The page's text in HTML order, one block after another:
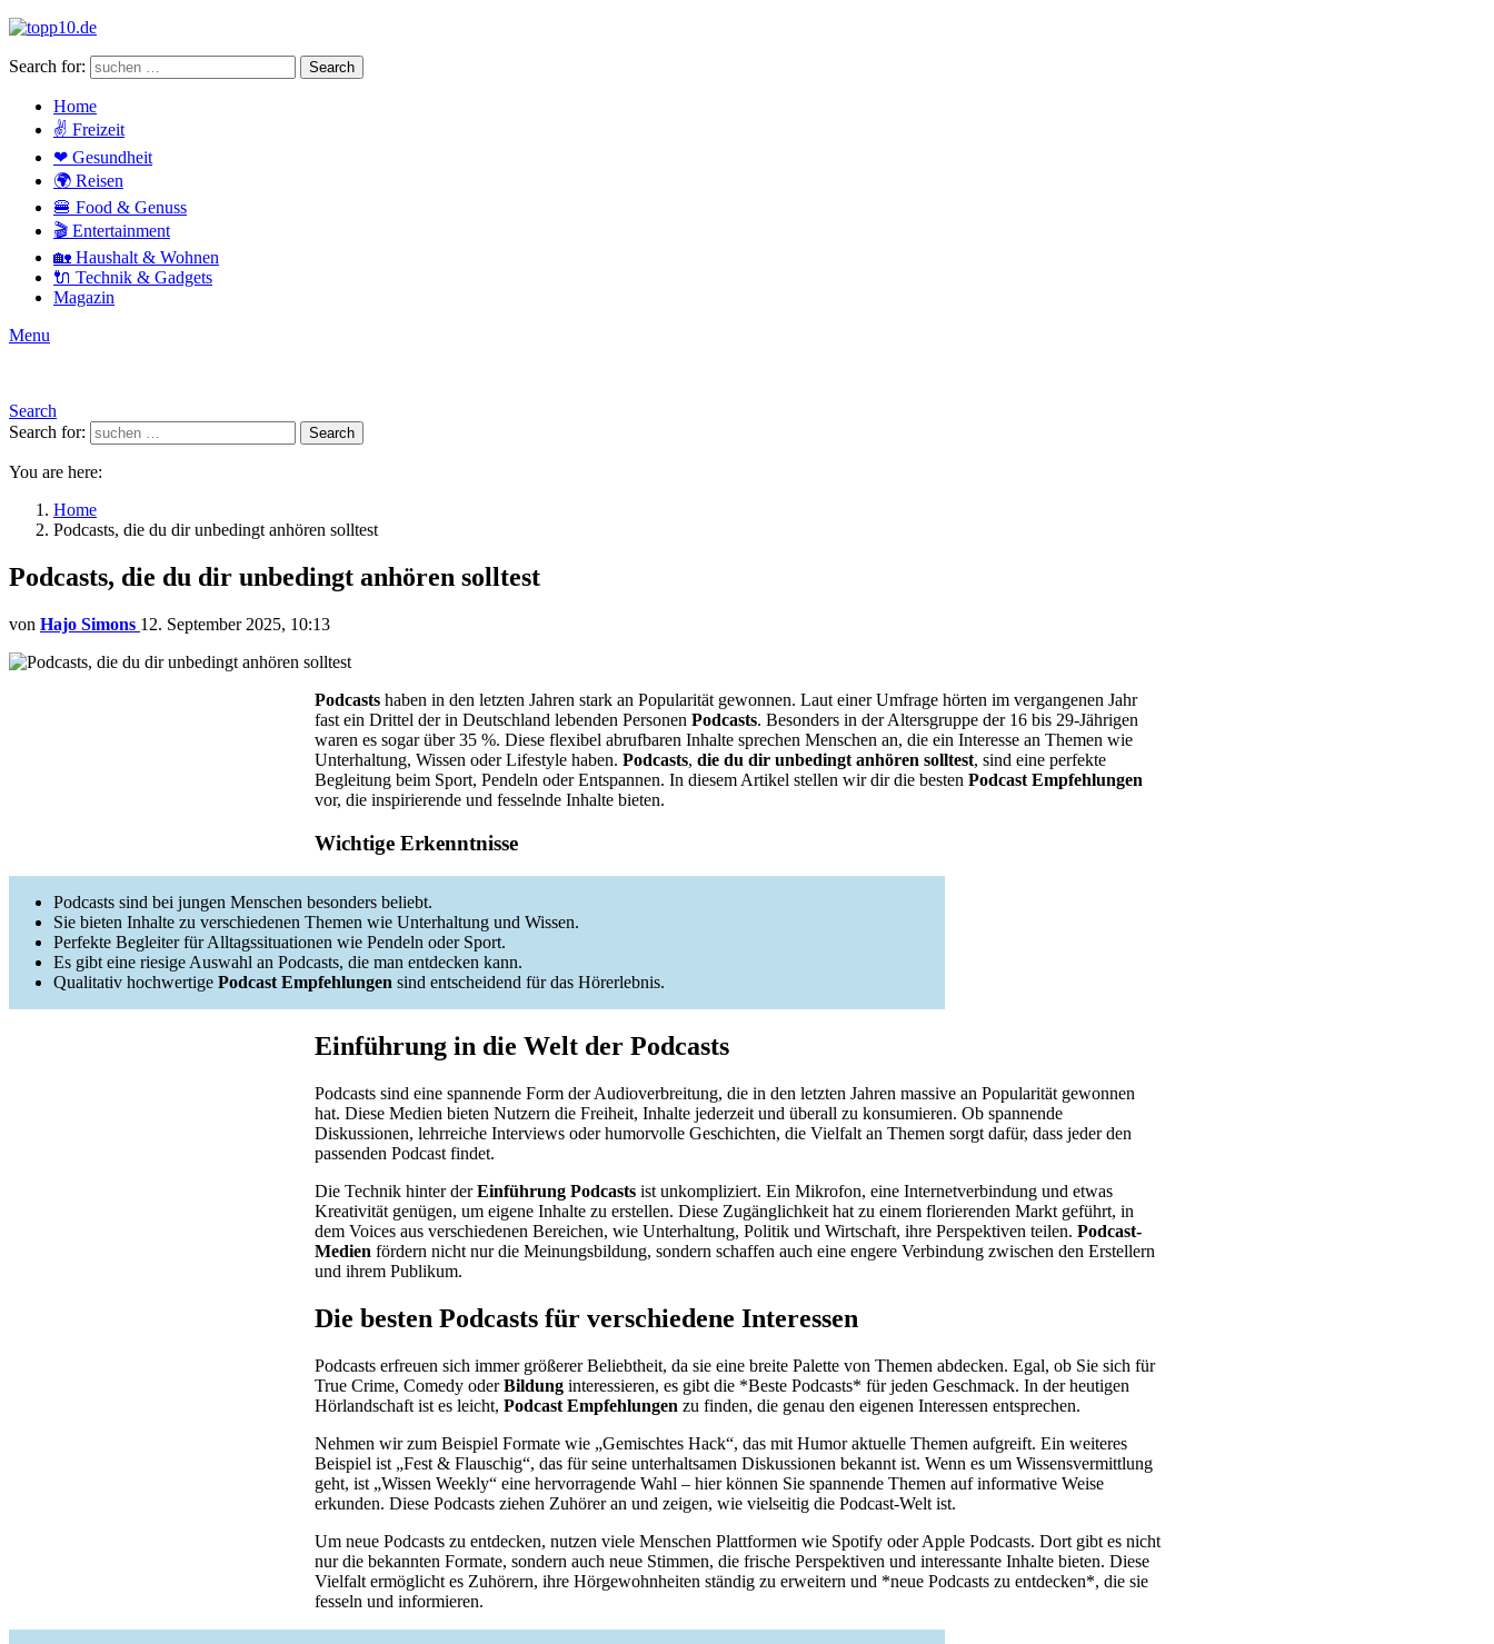
Search for: Search
Home
✌ Freizeit
❤ Gesundheit
🌍 Reisen
🍔 Food & Genuss
🎬 Entertainment
🏡 Haushalt & Wohnen
🔌 Technik & Gadgets
Magazin
Menu
Search
Search for:
Search
You are here:
Home
Podcasts, die du dir unbedingt anhören solltest
Podcasts, die du dir unbedingt anhören solltest
von Hajo Simons 12. September 2025, 10:13
Podcasts haben in den letzten Jahren stark an Popularität gewonnen. Laut einer Umfrage hörten im vergangenen Jahr
fast ein Drittel der in Deutschland lebenden Personen Podcasts. Besonders in der Altersgruppe der 16 bis 29-Jährigen
waren es sogar über 35 %. Diese flexibel abrufbaren Inhalte sprechen Menschen an, die ein Interesse an Themen wie
Unterhaltung, Wissen oder Lifestyle haben. Podcasts, die du dir unbedingt anhören solltest, sind eine perfekte
Begleitung beim Sport, Pendeln oder Entspannen. In diesem Artikel stellen wir dir die besten Podcast Empfehlungen
vor, die inspirierende und fesselnde Inhalte bieten.
Wichtige Erkenntnisse
Podcasts sind bei jungen Menschen besonders beliebt.
Sie bieten Inhalte zu verschiedenen Themen wie Unterhaltung und Wissen.
Perfekte Begleiter für Alltagssituationen wie Pendeln oder Sport.
Es gibt eine riesige Auswahl an Podcasts, die man entdecken kann.
Qualitativ hochwertige Podcast Empfehlungen sind entscheidend für das Hörerlebnis.
Einführung in die Welt der Podcasts
Podcasts sind eine spannende Form der Audioverbreitung, die in den letzten Jahren massive an Popularität gewonnen
hat. Diese Medien bieten Nutzern die Freiheit, Inhalte jederzeit und überall zu konsumieren. Ob spannende
Diskussionen, lehrreiche Interviews oder humorvolle Geschichten, die Vielfalt an Themen sorgt dafür, dass jeder den
passenden Podcast findet.
Die Technik hinter derEinführung Podcasts ist unkompliziert. Ein Mikrofon, eine Internetverbindung und etwas
Kreativität genügen, um eigene Inhalte zu erstellen. Diese Zugänglichkeit hat zu einem florierenden Markt geführt, in
dem Voices aus verschiedenen Bereichen, wie Unterhaltung, Politik und Wirtschaft, ihre Perspektiven teilen. Podcast-
Medien fördern nicht nur die Meinungsbildung, sondern schaffen auch eine engere Verbindung zwischen den Erstellern
und ihrem Publikum.
Die besten Podcasts für verschiedene Interessen
Podcasts erfreuen sich immer größerer Beliebtheit, da sie eine breite Palette von Themen abdecken. Egal, ob Sie sich für
True Crime, Comedy oderBildung interessieren, es gibt die *Beste Podcasts* für jeden Geschmack. In der heutigen
Hörlandschaft ist es leicht, Podcast Empfehlungen zu finden, die genau den eigenen Interessen entsprechen.
Nehmen wir zum Beispiel Formate wie „Gemischtes Hack“, das mit Humor aktuelle Themen aufgreift. Ein weiteres
Beispiel ist „Fest & Flauschig“, das für seine unterhaltsamen Diskussionen bekannt ist. Wenn es um Wissensvermittlung
geht, ist „Wissen Weekly“ eine hervorragende Wahl – hier können Sie spannende Themen auf informative Weise
erkunden. Diese Podcasts ziehen Zuhörer an und zeigen, wie vielseitig die Podcast-Welt ist.
Um neue Podcasts zu entdecken, nutzen viele Menschen Plattformen wie Spotify oder Apple Podcasts. Dort gibt es nicht
nur die bekannten Formate, sondern auch neue Stimmen, die frische Perspektiven und interessante Inhalte bieten. Diese
Vielfalt ermöglicht es Zuhörern, ihre Hörgewohnheiten ständig zu erweitern und *neue Podcasts zu entdecken*, die sie
fesseln und informieren.